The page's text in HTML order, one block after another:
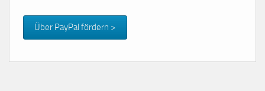
Über PayPal fördern >